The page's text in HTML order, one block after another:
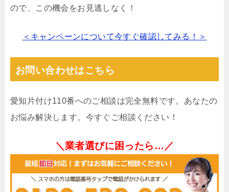
ので、この機会をお見逃しなく！
＜キャンペーンについて今すぐ確認してみる！＞
お問い合わせはこちら
愛知片付け110番へのご相談は完全無料です。あなたの
お悩み解決します。今すぐご相談ください！
＼業者選びに困ったら…／